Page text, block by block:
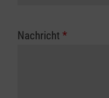
Nachricht *